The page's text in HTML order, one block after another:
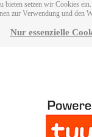
bieten setzen wir Cookies
zur Verwendung und den
Nur essenzielle